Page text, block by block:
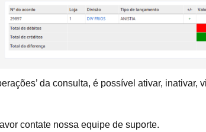
da consulta, é possível ativar,
contate nossa equipe de suporte.